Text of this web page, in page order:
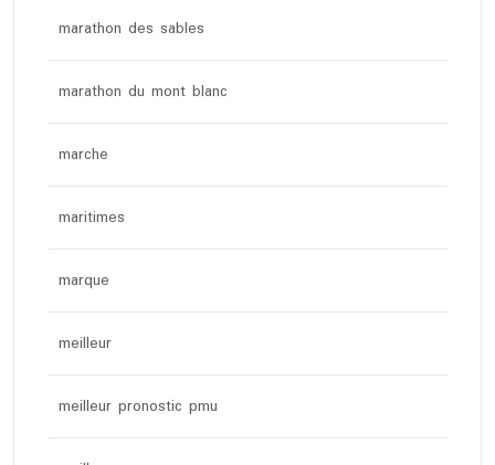
marathon des sables
marathon du mont blanc
marche
maritimes
marque
meilleur
meilleur pronostic pmu